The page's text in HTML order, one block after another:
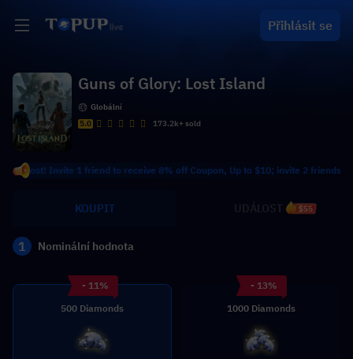
Přihlásit se
Guns of Glory: Lost Island
Globální
5.0
173.2k+ sold
most! Invite 1 friend to receive 8% off Coupon, Up to $10; invite 2 friends
KOUPIT $55
1 Nominální hodnota
- 11%
500 Diamonds
- 13%
1000 Diamonds